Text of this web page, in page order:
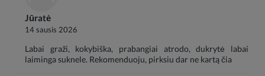
Jūratė
14 sausis 2026
Labai graži, kokybiška, prabangiai atrodo, dukrytė labai
laiminga suknele. Rekomenduoju, pirksiu dar ne kartą čia